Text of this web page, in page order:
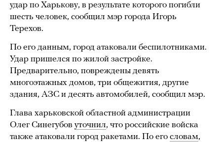
удар по Харькову, в результате которого погибли
шесть человек, сообщил мэр города Игорь
Терехов.
По его данным, город атаковали беспилотниками.
Удар пришелся по жилой застройке.
Предварительно, повреждены девять
многоэтажных домов, три общежития, другие
здания, АЗС и десять автомобилей, сообщил мэр.
Глава харьковской областной администрации
Олег Синегубов уточнил, что российские войска
также атаковали город ракетами. По его словам,